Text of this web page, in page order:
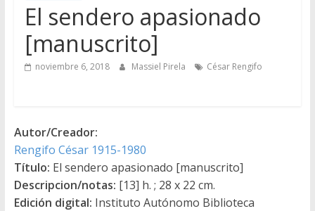
El sendero apasionado
[manuscrito]
noviembre 6, 2018 Massiel Pirela César Rengifo
Autor/Creador:
Rengifo César 1915-1980
Título: El sendero apasionado [manuscrito]
Descripcion/notas: [13] h. ; 28 x 22 cm.
Edición digital: Instituto Autónomo Biblioteca